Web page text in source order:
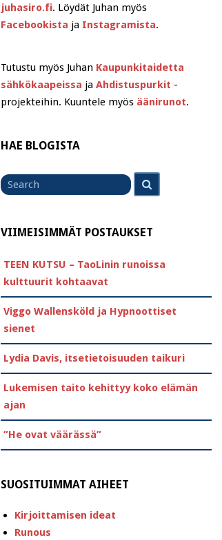
juhasiro.fi. Löydät Juhan myös
Facebookista ja Instagramista.
Tutustu myös Juhan Kaupunkitaidetta
sähkökaapeissa ja Ahdistuspurkit -
projekteihin. Kuuntele myös äänirunot.
HAE BLOGISTA
for
VIIMEISIMMÄT POSTAUKSET
TEEN KUTSU – TaoLinin runoissa
kulttuurit kohtaavat
Viggo Wallensköld ja Hypnoottiset
sienet
Lydia Davis, itsetietoisuuden taikuri
Lukemisen taito kehittyy koko elämän
ajan
”He ovat väärässä”
SUOSITUIMMAT AIHEET
Kirjoittamisen ideat
Runous